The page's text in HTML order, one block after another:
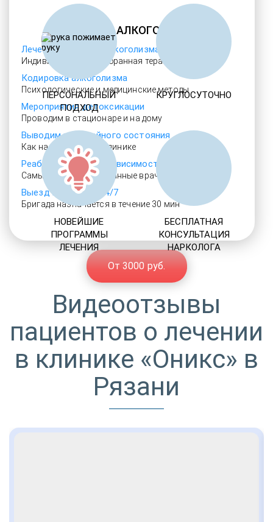
ЛЕЧЕНИЕ АЛКОГОЛИЗМА
Лечение женского алкоголизма
Индивидуально подобранная терапия
Кодировка алкоголизма
Психологические и медицинские методы
Мероприятия детоксикации
Проводим в стационаре и на дому
Выводим из запойного состояния
Как на дому, так и в клинике
Реабилитация алкозависимости
Самые квалифицированные врачи
Выезд нарколога 24/7
Бригада назначается в течение 30 мин
От 3000 руб.
ПЕРСОНАЛЬНЫЙ
ПОДХОД
КРУГЛОСУТОЧНО
НОВЕЙШИЕ
ПРОГРАММЫ
ЛЕЧЕНИЯ
БЕСПЛАТНАЯ
КОНСУЛЬТАЦИЯ
НАРКОЛОГА
Видеоотзывы
пациентов о лечении
в клинике «Оникс» в
Рязани